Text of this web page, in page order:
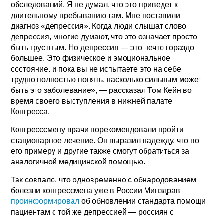
обследований. Я не думал, что это приведет к
длительному пребыванию там. Мне поставили
диагноз «депрессия». Когда люди слышат слово
депрессия, многие думают, что это означает просто
быть грустным. Но депрессия — это нечто гораздо
большее. Это физическое и эмоциональное
состояние, и пока вы не испытаете это на себе,
трудно полностью понять, насколько сильным может
быть это заболевание», — рассказал Том Кейн во
время своего выступления в нижней палате
Конгресса.
Конгресссмену врачи порекомендовали пройти
стационарное лечение. Он выразил надежду, что по
его примеру и другие также смогут обратиться за
аналогичной медицинской помощью.
Так совпало, что одновременно с обнародованием
болезни конгрессмена уже в России Минздрав
проинформировал об обновлении стандарта помощи
пациентам с той же депрессией — россиян с